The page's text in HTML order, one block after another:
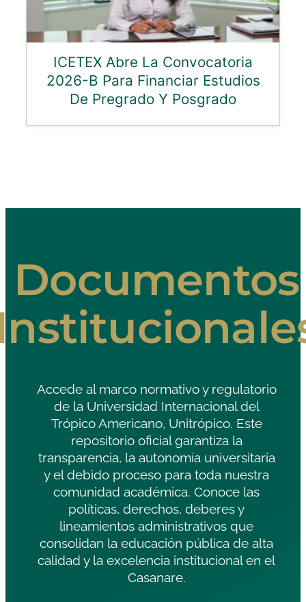
ICETEX Abre La Convocatoria
2026-B Para Financiar Estudios
De Pregrado Y Posgrado
Documentos
Accede al marco normativo y regulatorio
de la Universidad Internacional del
Trópico Americano, Unitrópico. Este
repositorio oficial garantiza la
transparencia, la autonomía universitaria
y el debido proceso para toda nuestra
comunidad académica. Conoce las
políticas, derechos, deberes y
lineamientos administrativos que
consolidan la educación pública de alta
calidad y la excelencia institucional en el
Casanare.